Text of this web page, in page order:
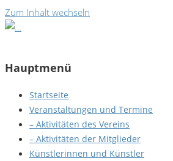
Zum Inhalt wechseln
Hauptmenü
Startseite
Veranstaltungen und Termine
– Aktivitäten des Vereins
– Aktivitäten der Mitglieder
Künstlerinnen und Künstler